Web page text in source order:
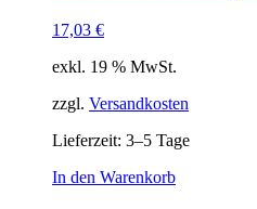
17,03 €
exkl. 19 % MwSt.
zzgl. Versandkosten
Lieferzeit: 3–5 Tage
In den Warenkorb